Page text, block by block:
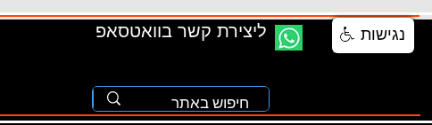
ליצירת קשר בוואטסאפ נגישות